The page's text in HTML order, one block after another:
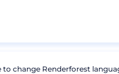
文房具のモッ
to change Renderforest